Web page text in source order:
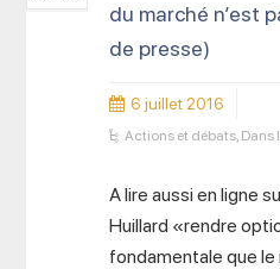
du marché n’est
de presse)
6 juillet 2016
Actions et débats, Dans
A lire aussi en ligne
Huillard «rendre
fondamentale que